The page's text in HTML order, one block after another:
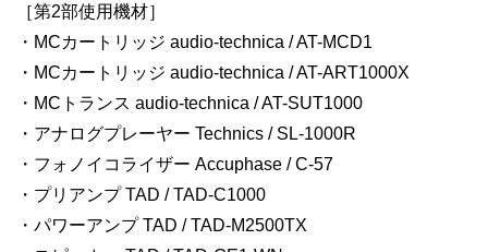
［第2部使用機材］
・MCカートリッジ audio-technica / AT-MCD1
・MCカートリッジ audio-technica / AT-ART1000X
・MCトランス audio-technica / AT-SUT1000
・アナログプレーヤー Technics / SL-1000R
・フォノイコライザー Accuphase / C-57
・プリアンプ TAD / TAD-C1000
・パワーアンプ TAD / TAD-M2500TX